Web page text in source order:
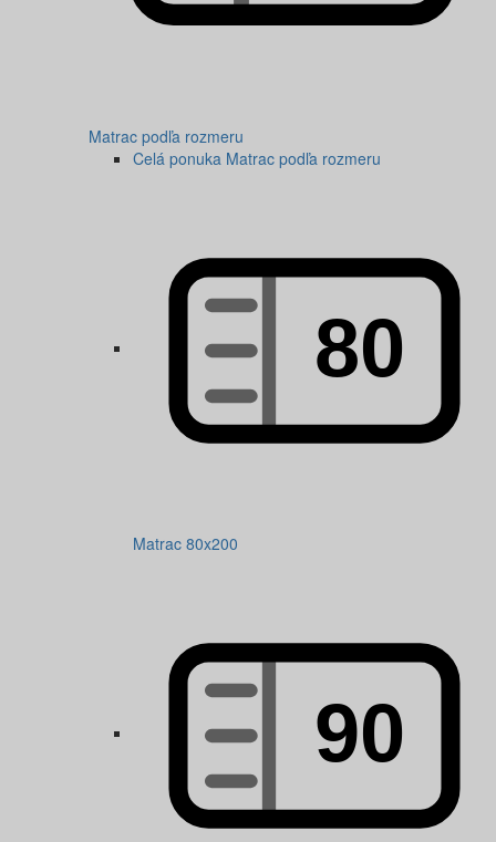
Matrac podľa rozmeru
Celá ponuka Matrac podľa rozmeru
Matrac 80x200